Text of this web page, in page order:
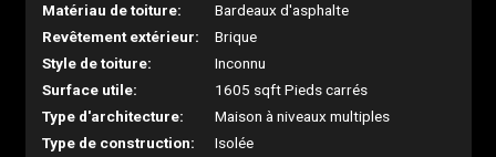
Matériau de toiture:
Bardeaux d'asphalte
Revêtement extérieur:
Brique
Style de toiture:
Inconnu
Surface utile:
1605 sqft Pieds carrés
Type d'architecture:
Maison à niveaux multiples
Type de construction:
Isolée